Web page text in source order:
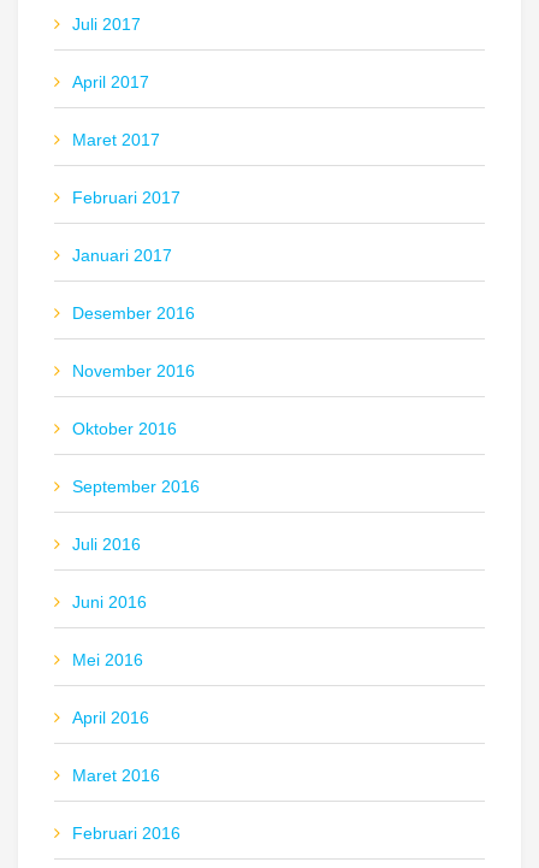
Juli 2017
April 2017
Maret 2017
Februari 2017
Januari 2017
Desember 2016
November 2016
Oktober 2016
September 2016
Juli 2016
Juni 2016
Mei 2016
April 2016
Maret 2016
Februari 2016